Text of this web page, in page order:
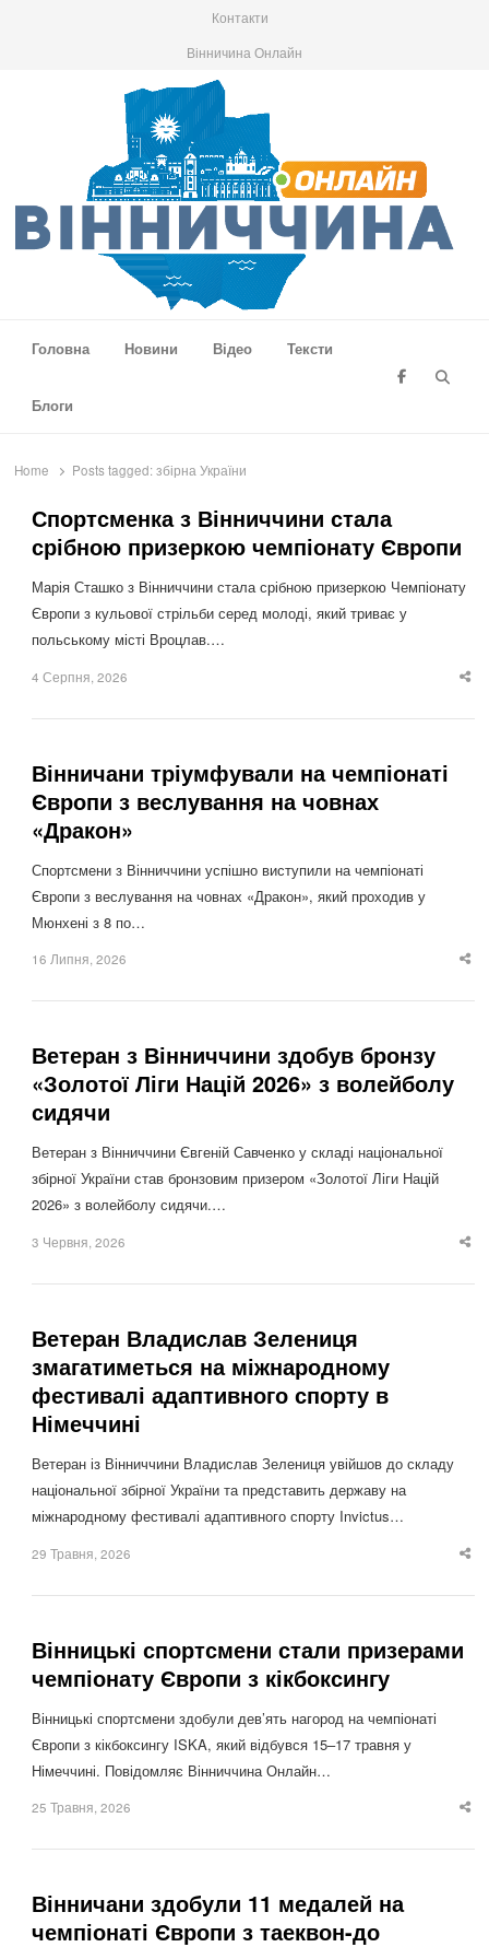
Контакти
Вінничина Онлайн
Головна
Новини Відео Тексти
Блоги
Home Posts tagged:збірна України
Спортсменка з Вінниччини стала
срібною призеркою чемпіонату Європи
Марія Сташко з Вінниччини стала срібною призеркою Чемпіонату
Європи з кульової стрільби серед молоді, який триває у
польському місті Вроцлав.…
4 Серпня, 2026
Вінничани тріумфували на чемпіонаті
Європи з веслування на човнах
«Дракон»
Спортсмени з Вінниччини успішно виступили на чемпіонаті
Європи з веслування на човнах «Дракон», який проходив у
Мюнхені з 8 по…
16 Липня, 2026
Ветеран з Вінниччини здобув бронзу
«Золотої Ліги Націй 2026» з волейболу
сидячи
Ветеран з Вінниччини Євгеній Савченко у складі національної
збірної України став бронзовим призером «Золотої Ліги Націй
2026» з волейболу сидячи.…
3 Червня, 2026
Ветеран Владислав Зелениця
змагатиметься на міжнародному
фестивалі адаптивного спорту в
Німеччині
Ветеран із Вінниччини Владислав Зелениця увійшов до складу
національної збірної України та представить державу на
міжнародному фестивалі адаптивного спорту Invictus…
29 Травня, 2026
Вінницькі спортсмени стали призерами
чемпіонату Європи з кікбоксингу
Вінницькі спортсмени здобули дев’ять нагород на чемпіонаті
Європи з кікбоксингу ISKA, який відбувся 15–17 травня у
Німеччині. Повідомляє Вінниччина Онлайн…
25 Травня, 2026
Вінничани здобули 11 медалей на
чемпіонаті Європи з таеквон-до